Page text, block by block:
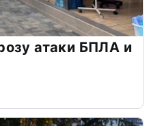
атаки БПЛА и